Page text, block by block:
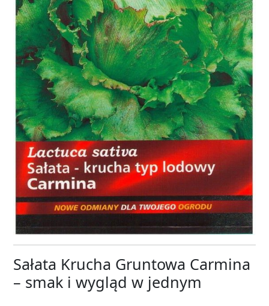
Sałata Krucha Gruntowa Carmina
– smak i wygląd w jednym